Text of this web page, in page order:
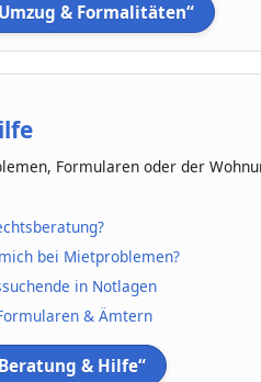
& Formalitäten“
Formularen oder der
bei Mietproblemen?
in Notlagen
& Ämtern
& Hilfe“